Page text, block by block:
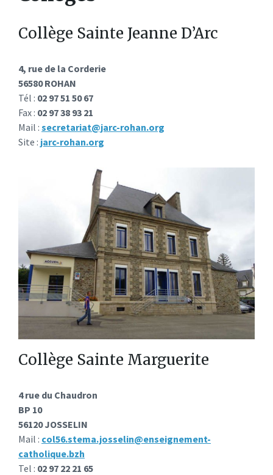
Collège Sainte Jeanne D’Arc
4, rue de la Corderie
56580 ROHAN
Tél : 02 97 51 50 67
Fax : 02 97 38 93 21
Mail : secretariat@jarc-rohan.org
Site : jarc-rohan.org
Collège Sainte Marguerite
4 rue du Chaudron
BP 10
56120 JOSSELIN
Mail : col56.stema.josselin@enseignement-
catholique.bzh
Tel : 02 97 22 21 65